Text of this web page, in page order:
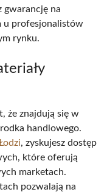
gwarancję na
u profesjonalistów
rynku.
że znajdują się w
handlowego.
, zyskujesz dostęp
które oferują
marketach.
pozwalają na